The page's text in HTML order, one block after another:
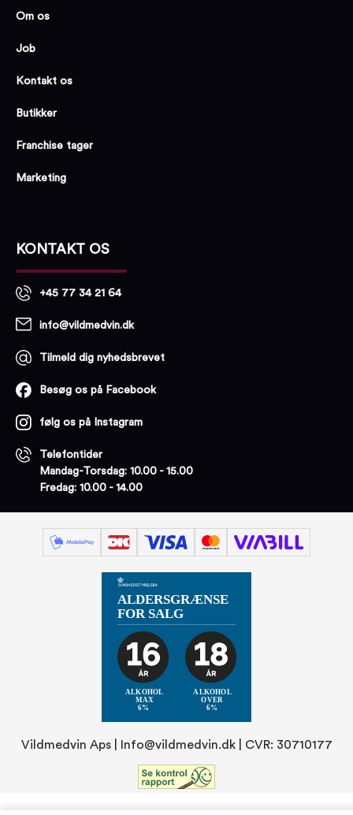
Om os
Job
Kontakt os
Butikker
Franchise tager
Marketing
KONTAKT OS
+45 77 34 21 64
info@vildmedvin.dk
Tilmeld dig nyhedsbrevet
Besøg os på Facebook
følg os på Instagram
Telefontider
Mandag-Torsdag: 10.00 - 15.00
Fredag: 10.00 - 14.00
Vildmedvin Aps | Info@vildmedvin.dk| CVR: 30710177